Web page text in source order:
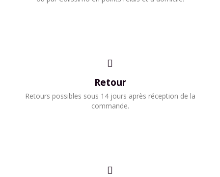
Retour
Retours possibles sous 14 jours après réception de la
commande.